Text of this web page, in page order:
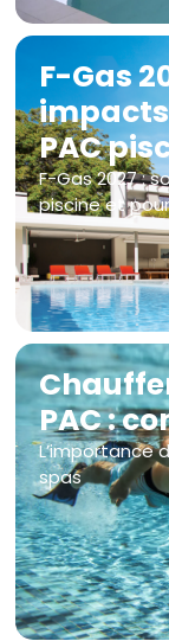
F-Gas
PAC
F-Gas 2027 :
piscine et
PAC :
L’importance
spas